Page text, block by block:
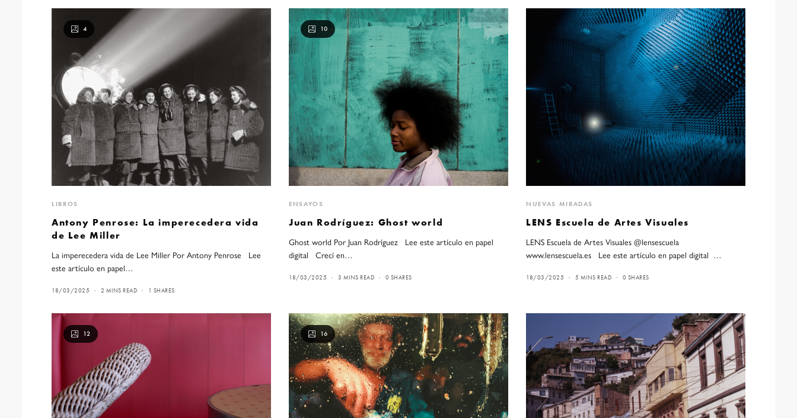
4
LIBROS
Antony Penrose: La imperecedera vida
de Lee Miller
La imperecedera vida de Lee Miller Por Antony Penrose Lee
este artículo en papel…
18/03/2025 2 MINS READ 1 SHARES
10
ENSAYOS
Juan Rodríguez: Ghost world
Ghost world Por Juan Rodríguez Lee este artículo en papel
digital Crecí en…
18/03/2025 3 MINS READ 0 SHARES
NUEVAS MIRADAS
LENS Escuela de Artes Visuales
LENS Escuela de Artes Visuales @lensescuela
www.lensescuela.es Lee este artículo en papel digital …
18/03/2025 5 MINS READ 0 SHARES
12 16